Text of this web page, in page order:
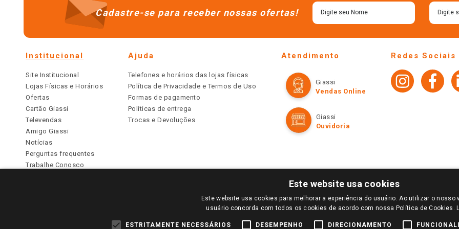
Cadastre-se para receber nossas ofertas!
Institucional
Site Institucional
Lojas Físicas e Horários
Ofertas
Cartão Giassi
Televendas
Amigo Giassi
Notícias
Perguntas frequentes
Trabalhe Conosco
Ajuda
Telefones e horários das lojas físicas
Política de Privacidade e Termos de Uso
Formas de pagamento
Políticas de entrega
Trocas e Devoluções
Atendimento
Giassi
Vendas Online
Giassi
Ouvidoria
Redes Sociais
PARA VER OS PREÇOS DA SUA REGIÃO, FAÇA LOGIN E SELECIONE A LOJA DE SUA PREFERÊNCIA. SOMENTE APÓS O LOGIN, OS PREÇOS
TODOS OS PREÇOS E CONDIÇÕES COMERCIAIS DESTE SITE SÃO VÁLIDOS APENAS PARA COMPRAS REALIZADAS NO GIASSI.COM.BR E NA LOJA
DE BUSCAS.
Este website usa cookies
Este website usa cookies para melhorar a experiência do usuário. Ao utilizar o nosso
usuário concorda com todos os cookies de acordo com nossa Política de Cookies.
ESTRITAMENTE NECESSÁRIOS DESEMPENHO DIRECIONAMENTO